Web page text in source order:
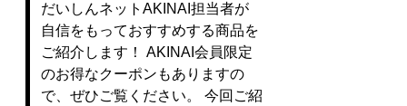
だいしんネットAKINAI担当者が
自信をもっておすすめする商品を
ご紹介します！ AKINAI会員限定
のお得なクーポンもありますの
で、ぜひご覧ください。 今回ご紹